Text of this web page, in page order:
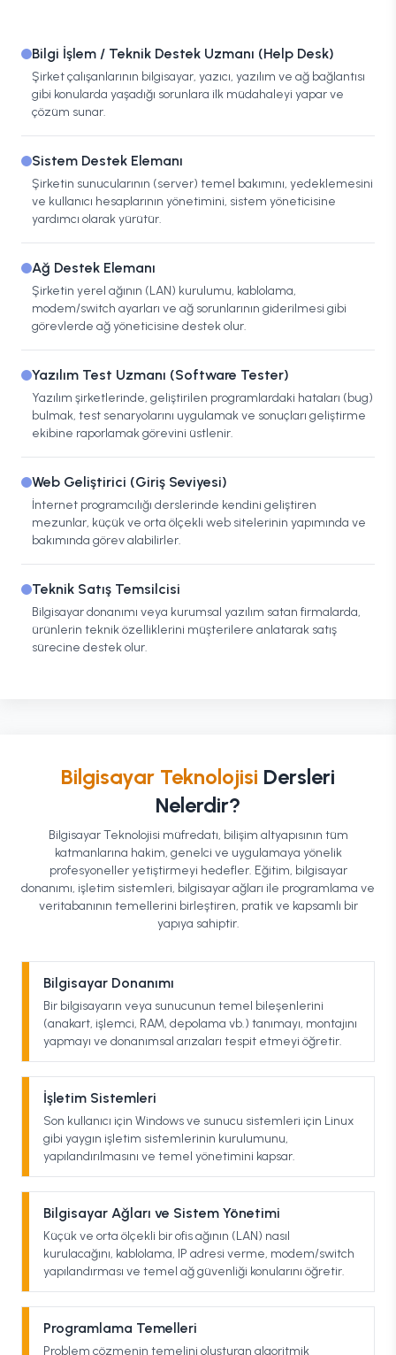
Bilgi İşlem / Teknik Destek Uzmanı (Help Desk)
Şirket çalışanlarının bilgisayar, yazıcı, yazılım ve ağ bağlantısı
gibi konularda yaşadığı sorunlara ilk müdahaleyi yapar ve
çözüm sunar.
Sistem Destek Elemanı
Şirketin sunucularının (server) temel bakımını, yedeklemesini
ve kullanıcı hesaplarının yönetimini, sistem yöneticisine
yardımcı olarak yürütür.
Ağ Destek Elemanı
Şirketin yerel ağının (LAN) kurulumu, kablolama,
modem/switch ayarları ve ağ sorunlarının giderilmesi gibi
görevlerde ağ yöneticisine destek olur.
Yazılım Test Uzmanı (Software Tester)
Yazılım şirketlerinde, geliştirilen programlardaki hataları (bug)
bulmak, test senaryolarını uygulamak ve sonuçları geliştirme
ekibine raporlamak görevini üstlenir.
Web Geliştirici (Giriş Seviyesi)
İnternet programcılığı derslerinde kendini geliştiren
mezunlar, küçük ve orta ölçekli web sitelerinin yapımında ve
bakımında görev alabilirler.
Teknik Satış Temsilcisi
Bilgisayar donanımı veya kurumsal yazılım satan firmalarda,
ürünlerin teknik özelliklerini müşterilere anlatarak satış
sürecine destek olur.
Bilgisayar Teknolojisi Dersleri
Nelerdir?
Bilgisayar Teknolojisi müfredatı, bilişim altyapısının tüm
katmanlarına hakim, genelci ve uygulamaya yönelik
profesyoneller yetiştirmeyi hedefler. Eğitim, bilgisayar
donanımı, işletim sistemleri, bilgisayar ağları ile programlama ve
veritabanının temellerini birleştiren, pratik ve kapsamlı bir
yapıya sahiptir.
Bilgisayar Donanımı
Bir bilgisayarın veya sunucunun temel bileşenlerini
(anakart, işlemci, RAM, depolama vb.) tanımayı, montajını
yapmayı ve donanımsal arızaları tespit etmeyi öğretir.
İşletim Sistemleri
Son kullanıcı için Windows ve sunucu sistemleri için Linux
gibi yaygın işletim sistemlerinin kurulumunu,
yapılandırılmasını ve temel yönetimini kapsar.
Bilgisayar Ağları ve Sistem Yönetimi
Küçük ve orta ölçekli bir ofis ağının (LAN) nasıl
kurulacağını, kablolama, IP adresi verme, modem/switch
yapılandırması ve temel ağ güvenliği konularını öğretir.
Programlama Temelleri
Problem çözmenin temelini oluşturan algoritmik